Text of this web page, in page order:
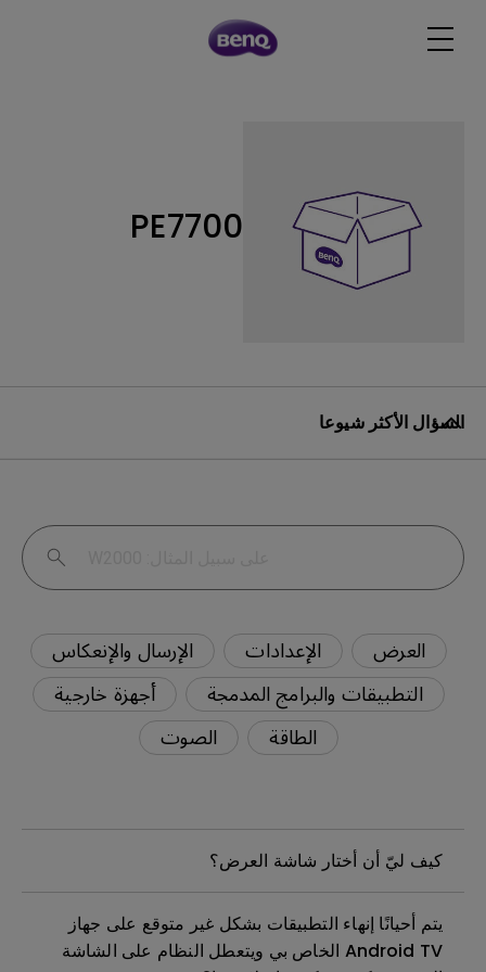
PE7700
السؤال الأكثر شيوعا
العرض الإعدادات
الإرسال والإنعكاس
التطبيقات والبرامج المدمجة
أجهزة خارجية
الطاقة
الصوت
كيف ليّ أن أختار شاشة العرض؟
يتم أحيانًا إنهاء التطبيقات بشكل غير متوقع على جهاز
Android TV الخاص بي ويتعطل النظام على الشاشة